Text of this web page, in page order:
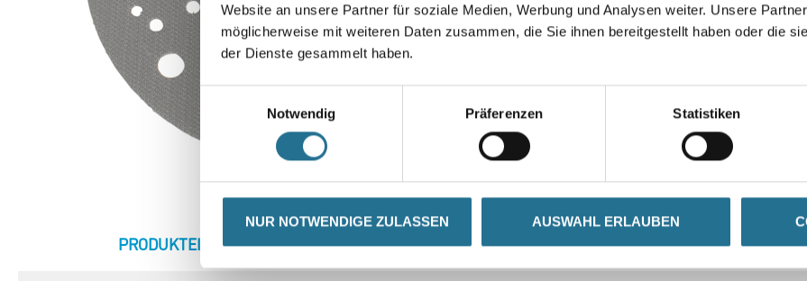
Website an unsere Partner für soziale Medien, Werbung und Analysen weiter. Unsere
möglicherweise mit weiteren Daten zusammen, die Sie ihnen bereitgestellt haben oder die
der Dienste gesammelt haben.
Notwendig
Präferenzen Statistiken
NUR NOTWENDIGE ZULASSEN AUSWAHL ERLAUBEN
CURRENT
PRODUKTEIGENSCHAFTEN ZUSATZINFOS GEFAHRENHINWEISE